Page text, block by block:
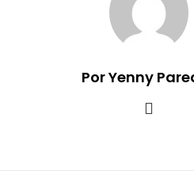
Por Yenny